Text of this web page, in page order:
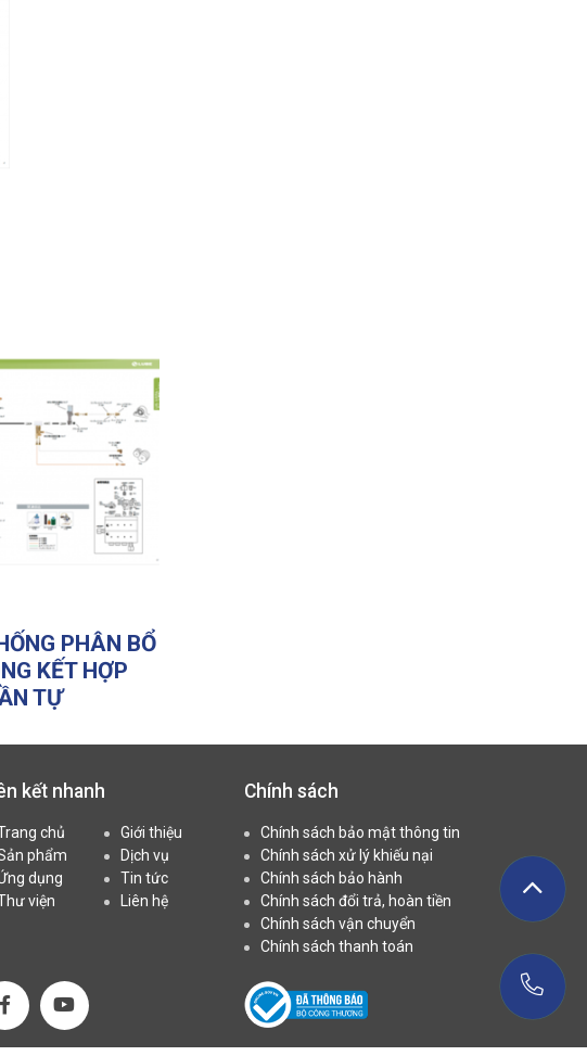
PHÂN BỔ
KẾT HỢP
TỰ
kết nhanh
chủ
Giới thiệu
phẩm
Dịch vụ
dụng
Tin tức
viện
Liên hệ
Chính sách
Chính sách bảo mật thông tin
Chính sách xử lý khiếu nại
Chính sách bảo hành
Chính sách đổi trả, hoàn tiền
Chính sách vận chuyển
Chính sách thanh toán